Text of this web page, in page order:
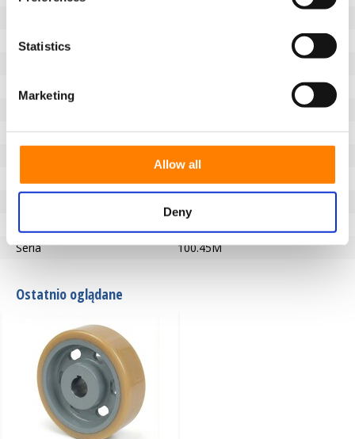
Statistics
Marketing
Allow all
Deny
Szerokość koła (mm)
Typ łożyska
Wpust zgodny z DIN 6885 JS9
Otwór na oś-Ø (mm)
30
Vulkollan®
Twardość bieżnika
Seria
100.45M
Ostatnio oglądane